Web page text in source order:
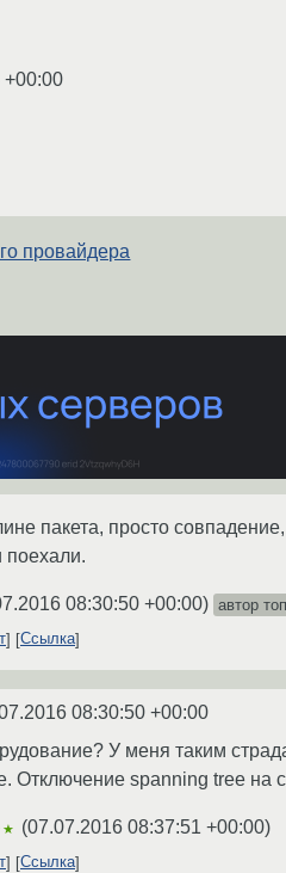
+00:00
провайдера
пакета, просто
поехали.
08:30:50 +00:00) автор
Ссылка
08:30:50 +00:00
У меня таким
Отключение spanning tree на
(07.07.2016 08:37:51 +00:00)
Ссылка